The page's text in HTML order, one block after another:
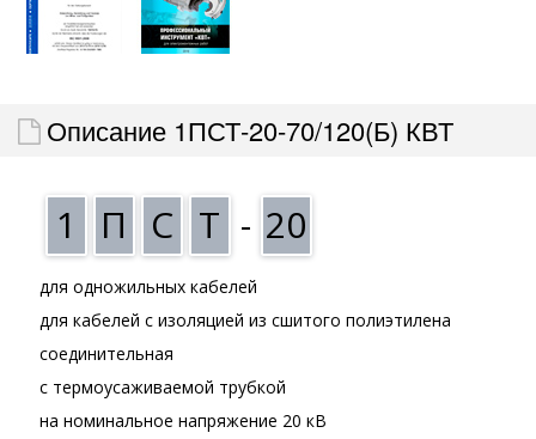
Описание 1ПСТ-20-70/120(Б) КВТ
1 П С Т - 20
для одножильных кабелей
для кабелей с изоляцией из сшитого полиэтилена
соединительная
с термоусаживаемой трубкой
на номинальное напряжение 20 кВ